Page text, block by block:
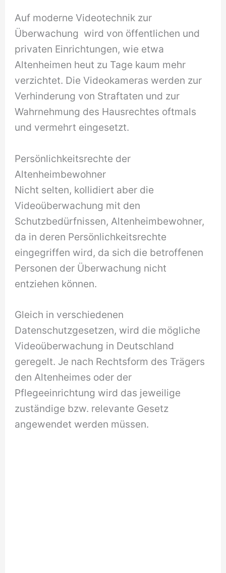
Auf moderne Videotechnik zur
Überwachung wird von öffentlichen und
privaten Einrichtungen, wie etwa
Altenheimen heut zu Tage kaum mehr
verzichtet. Die Videokameras werden zur
Verhinderung von Straftaten und zur
Wahrnehmung des Hausrechtes oftmals
und vermehrt eingesetzt.
Persönlichkeitsrechte der
Altenheimbewohner
Nicht selten, kollidiert aber die
Videoüberwachung mit den
Schutzbedürfnissen, Altenheimbewohner,
da in deren Persönlichkeitsrechte
eingegriffen wird, da sich die betroffenen
Personen der Überwachung nicht
entziehen können.
Gleich in verschiedenen
Datenschutzgesetzen, wird die mögliche
Videoüberwachung in Deutschland
geregelt. Je nach Rechtsform des Trägers
den Altenheimes oder der
Pflegeeinrichtung wird das jeweilige
zuständige bzw. relevante Gesetz
angewendet werden müssen.